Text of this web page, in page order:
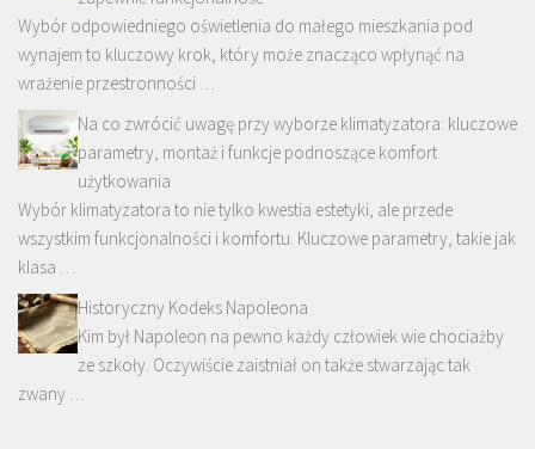
Wybór odpowiedniego oświetlenia do małego mieszkania pod
wynajem to kluczowy krok, który może znacząco wpłynąć na
wrażenie przestronności …
Na co zwrócić uwagę przy wyborze klimatyzatora: kluczowe
parametry, montaż i funkcje podnoszące komfort
użytkowania
Wybór klimatyzatora to nie tylko kwestia estetyki, ale przede
wszystkim funkcjonalności i komfortu. Kluczowe parametry, takie jak
klasa …
Historyczny Kodeks Napoleona
Kim był Napoleon na pewno każdy człowiek wie chociażby
ze szkoły. Oczywiście zaistniał on także stwarzając tak
zwany …